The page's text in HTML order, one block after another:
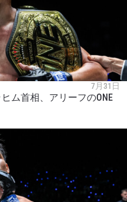
7月31日
ム首相、アリーフのONE